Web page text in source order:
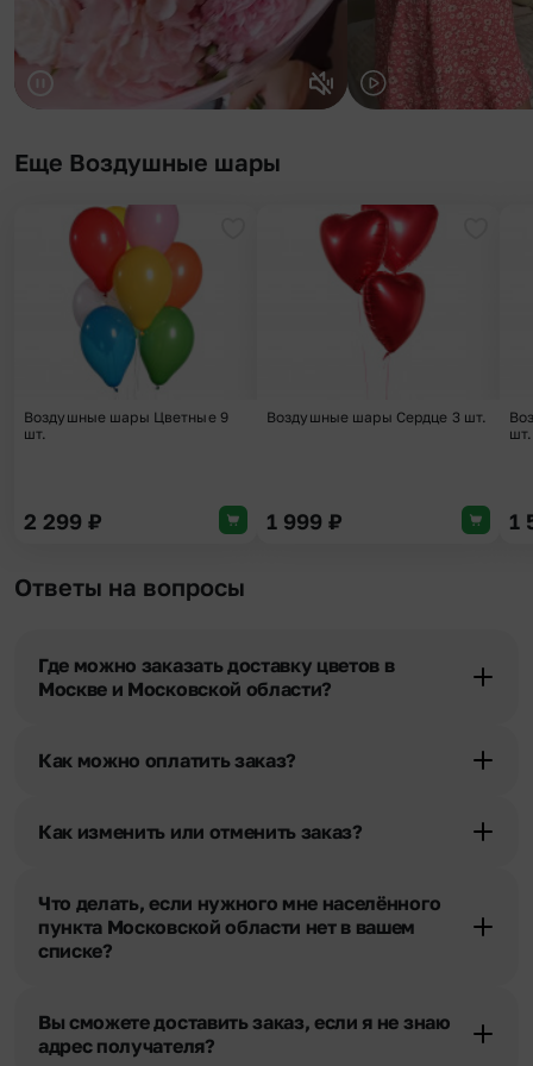
Еще Воздушные шары
Добавить в избранное
Воздушные шары Цветные 9
шт.
2 299 ₽
Воздушные шары Сердце 3 шт.
1 999 ₽
шт.
1
Ответы на вопросы
Где можно заказать доставку цветов в
Москве и Московской области?
Как можно оплатить заказ?
Наличными.
ограничения), Qiwi Кошелек.
Через Робокасса.
Как изменить или отменить заказ?
горячей линии или в чате, они помогут решить любой вопрос.
Что делать, если нужного мне населённого
пункта Московской области нет в вашем
списке?
Вы сможете доставить заказ, если я не знаю
адрес получателя?